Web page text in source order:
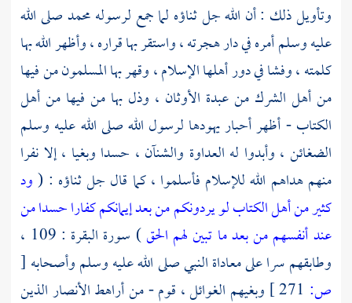
وتأويل ذلك : أن الله جل ثناؤه لما جمع لرسوله محمد صلى الله
عليه وسلم أمره في دار هجرته ، واستقر بها قراره ، وأظهر الله بها
كلمته ، وفشا في دور أهلها الإسلام ، وقهر بها المسلمون من فيها
من أهل الشرك من عبدة الأوثان ، وذل بها من فيها من أهل
الكتاب - أظهر أحبار يهودها لرسول الله صلى الله عليه وسلم
الضغائن ، وأبدوا له العداوة والشنآن ، حسدا وبغيا ، إلا نفرا
منهم هداهم الله للإسلام فأسلموا ، كما قال جل ثناؤه : (ود
كثير من أهل الكتاب لو يردونكم من بعد إيمانكم كفارا حسدا من
عند أنفسهم من بعد ما تبين لهم الحق
) سورة البقرة : 109 ،
وطابقهم سرا على معاداة النبي صلى الله عليه وسلم وأصحابه [
ص:
وبغيهم الغوائل ، قوم - من أراهط الأنصار الذين